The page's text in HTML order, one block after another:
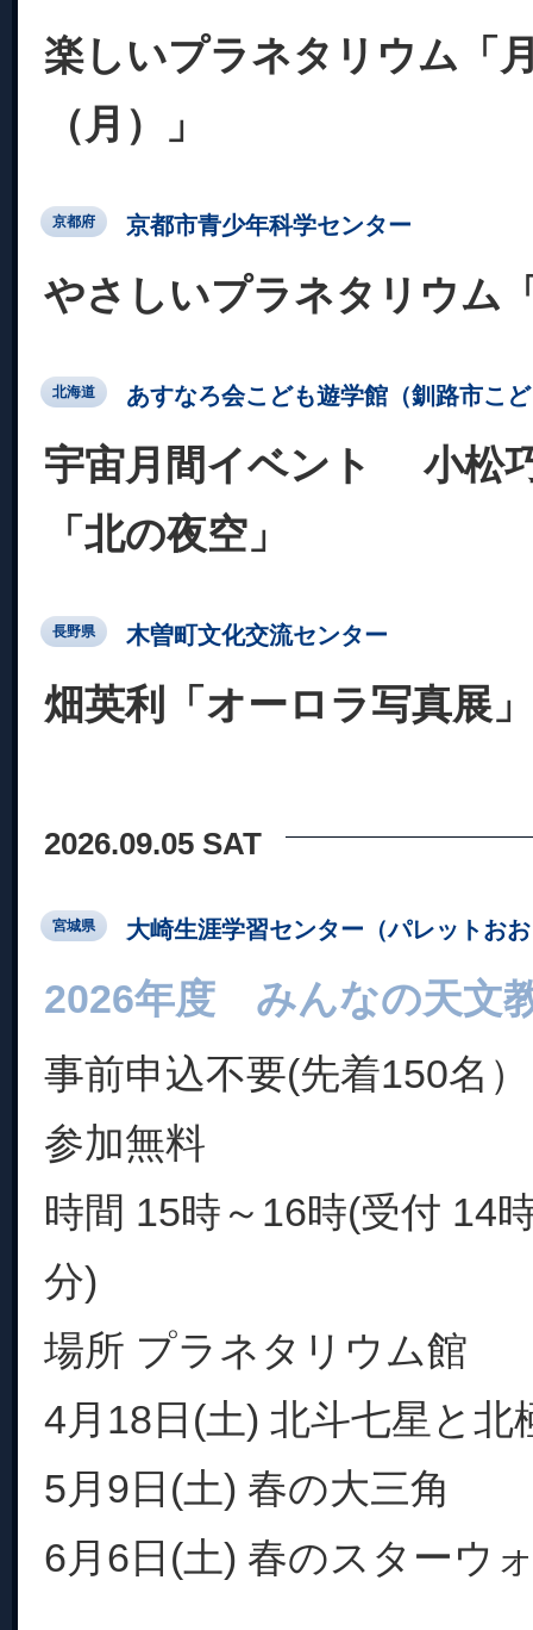
楽しいプラネタリウム「
（月）」
京都府 京都市青少年科学センター
やさしいプラネタリウム
北海道 あすなろ会こども遊学館（釧路市こ
宇宙月間イベント 小松
「北の夜空」
長野県 木曽町文化交流センター
畑英利「オーロラ写真展」
2026.09.05 SAT
宮城県 大崎生涯学習センター（パレットお
2026年度 みんなの天文
事前申込不要(先着150名）
参加無料
時間 15時～16時(受付 14
分)
場所 プラネタリウム館
4月18日(土) 北斗七星と北
5月9日(土) 春の大三角
6月6日(土) 春のスターウ